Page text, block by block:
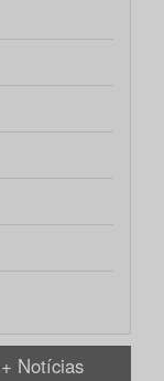
+ Notícias